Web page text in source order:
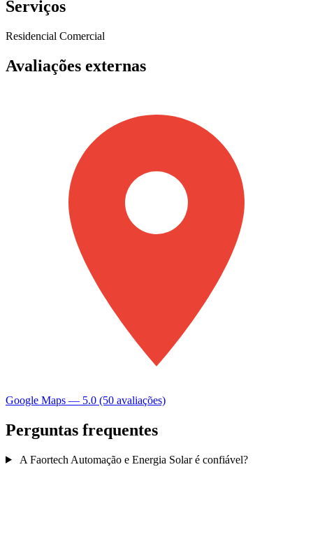
Serviços
Residencial Comercial
Avaliações externas
Google Maps — 5.0 (50 avaliações)
Perguntas frequentes
A Faortech Automação e Energia Solar é confiável?